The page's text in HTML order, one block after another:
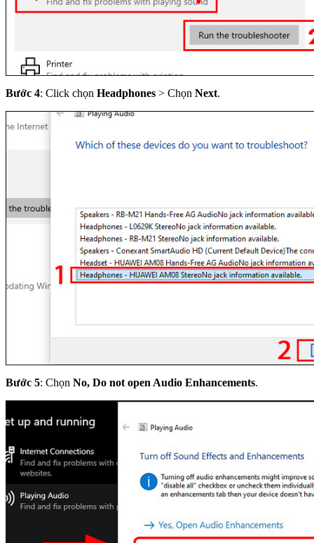
Bước 4: Click chọn Headphones > Chọn Next.
Bước 5: Chọn No, Do not open Audio Enhancements.